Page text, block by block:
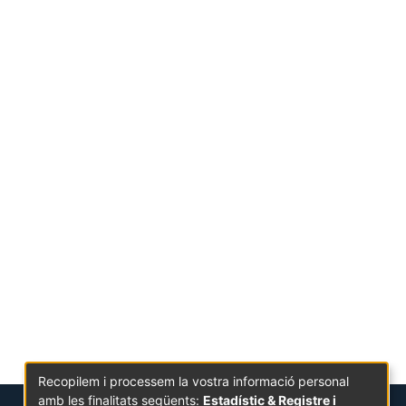
Recopilem i processem la vostra informació personal
amb les finalitats següents: Estadístic & Registre i